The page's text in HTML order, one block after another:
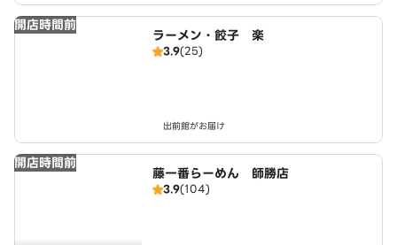
開店時間前
ラーメン・餃子 楽
3.9(25)
出前館がお届け
開店時間前
藤一番らーめん 師勝店
3.9(104)